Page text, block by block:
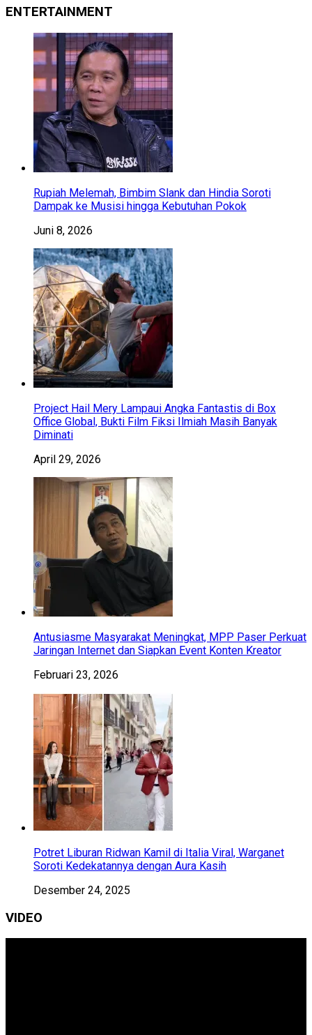
ENTERTAINMENT
Rupiah Melemah, Bimbim Slank dan Hindia Soroti
Dampak ke Musisi hingga Kebutuhan Pokok
Juni 8, 2026
Project Hail Mery Lampaui Angka Fantastis di Box
Office Global, Bukti Film Fiksi Ilmiah Masih Banyak
Diminati
April 29, 2026
Antusiasme Masyarakat Meningkat, MPP Paser Perkuat
Jaringan Internet dan Siapkan Event Konten Kreator
Februari 23, 2026
Potret Liburan Ridwan Kamil di Italia Viral, Warganet
Soroti Kedekatannya dengan Aura Kasih
Desember 24, 2025
VIDEO